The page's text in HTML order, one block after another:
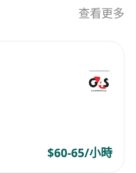
查看更多
$60-65/小時